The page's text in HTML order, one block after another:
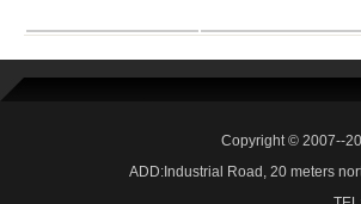
Copyright © 2007--
ADD:Industrial Road, 20 meters